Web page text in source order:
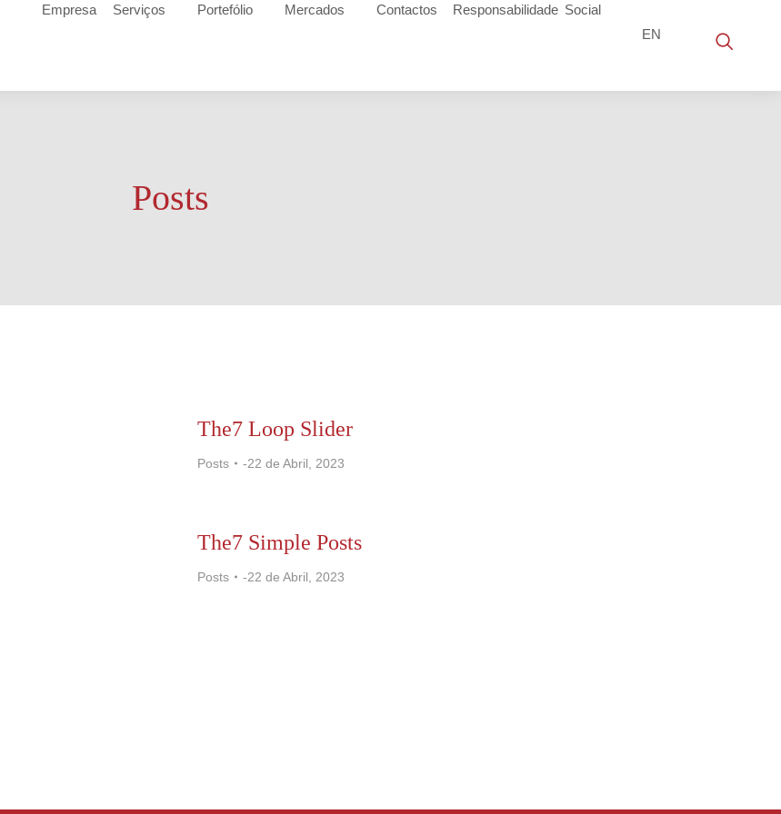
Empresa Serviços Portefólio Mercados Contactos
Responsabilidade Social
EN
Posts
The7 Loop Slider
Posts 22 de Abril, 2023
The7 Simple Posts
Posts 22 de Abril, 2023